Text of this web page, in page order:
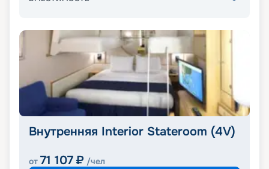
Внутренняя Interior Stateroom (4V)
от 71 107 ₽ /чел